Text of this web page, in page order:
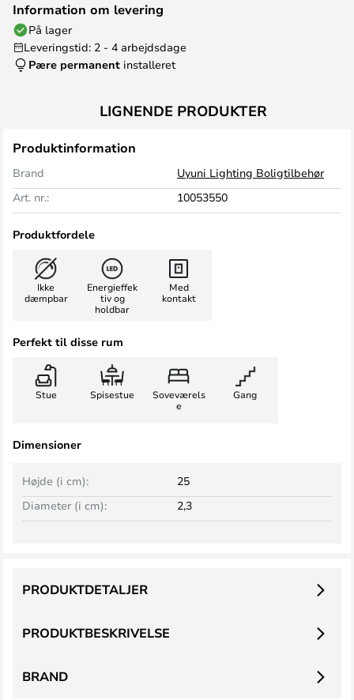
Information om levering
På lager
Leveringstid: 2 - 4 arbejdsdage
Pære permanent installeret
LIGNENDE PRODUKTER
Produktinformation
Brand
Uyuni Lighting Boligtilbehør
Art. nr.:
10053550
Produktfordele
Ikke
dæmpbar
Energieffek
tiv og
holdbar
Med
kontakt
Perfekt til disse rum
Stue Spisestue
Soveværels
e
Gang
Dimensioner
Højde (i cm):
25
Diameter (i cm):
2,3
PRODUKTBESKRIVELSE
PRODUKTDETALJER
BRAND